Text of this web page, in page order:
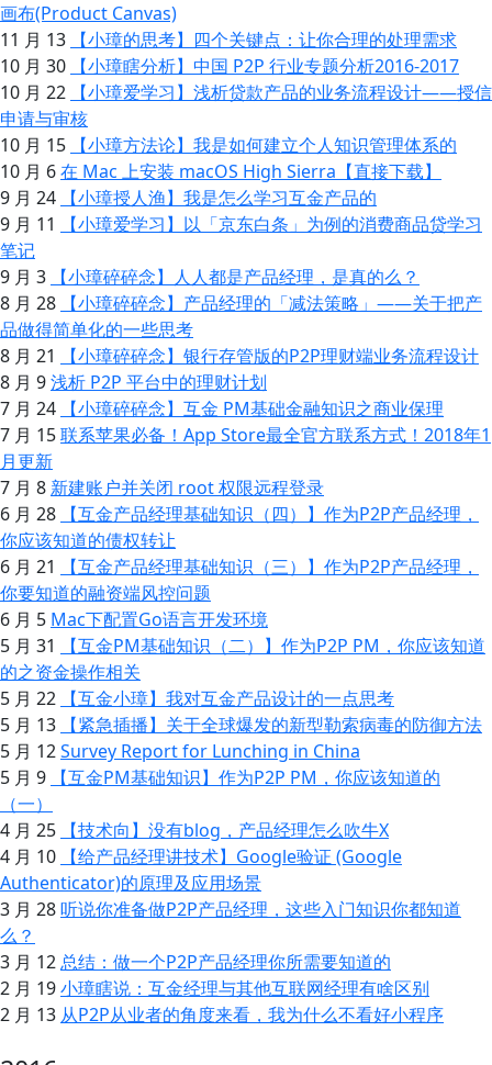
画布(Product Canvas)
11 月 13
【小璋的思考】四个关键点：让你合理的处理需求
10 月 30
【小璋瞎分析】中国 P2P 行业专题分析2016-2017
10 月 22
【小璋爱学习】浅析贷款产品的业务流程设计——授信
申请与审核
10 月 15
【小璋方法论】我是如何建立个人知识管理体系的
10 月 6在 Mac 上安装 macOS High Sierra【直接下载】
9 月 24
【小璋授人渔】我是怎么学习互金产品的
9 月 11
【小璋爱学习】以「京东白条」为例的消费商品贷学习
笔记
9 月 3
【小璋碎碎念】人人都是产品经理，是真的么？
8 月 28
【小璋碎碎念】产品经理的「减法策略」——关于把产
品做得简单化的一些思考
8 月 21
【小璋碎碎念】银行存管版的P2P理财端业务流程设计
8 月 9浅析 P2P 平台中的理财计划
7 月 24
【小璋碎碎念】互金 PM基础金融知识之商业保理
7 月 15联系苹果必备！App Store最全官方联系方式！2018年1
月更新
7 月 8 新建账户并关闭 root 权限远程登录
6 月 28
【互金产品经理基础知识（四）】作为P2P产品经理，
你应该知道的债权转让
6 月 21
【互金产品经理基础知识（三）】作为P2P产品经理，
你要知道的融资端风控问题
6 月 5 Mac下配置Go语言开发环境
5 月 31
【互金PM基础知识（二）】作为P2P PM，你应该知道
的之资金操作相关
5 月 22
【互金小璋】我对互金产品设计的一点思考
5 月 13
【紧急插播】关于全球爆发的新型勒索病毒的防御方法
5 月 12Survey Report for Lunching in China
5 月 9
【互金PM基础知识】作为P2P PM，你应该知道的
（一）
4 月 25
【技术向】没有blog，产品经理怎么吹牛X
4 月 10
【给产品经理讲技术】Google验证 (Google
Authenticator)的原理及应用场景
3 月 28听说你准备做P2P产品经理，这些入门知识你都知道
么？
3 月 12总结：做一个P2P产品经理你所需要知道的
2 月 19小璋瞎说：互金经理与其他互联网经理有啥区别
2 月 13 从P2P从业者的角度来看，我为什么不看好小程序